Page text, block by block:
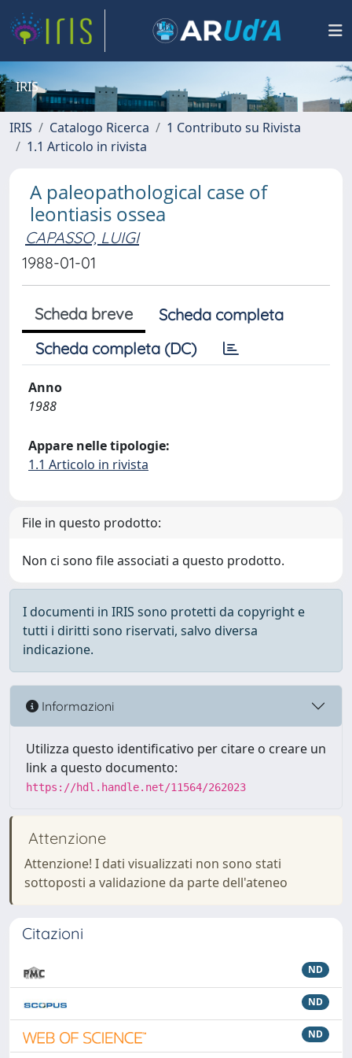
IRIS
IRIS Catalogo Ricerca
1 Contributo su Rivista
1.1 Articolo in rivista
A paleopathological case of
leontiasis ossea
CAPASSO, LUIGI
1988-01-01
Scheda breve
Scheda completa
Scheda completa (DC)
Anno
1988
Appare nelle tipologie:
1.1 Articolo in rivista
File in questo prodotto:
Non ci sono file associati a questo prodotto.
I documenti in IRIS sono protetti da copyright e
tutti i diritti sono riservati, salvo diversa
indicazione.
Informazioni
Utilizza questo identificativo per citare o creare un
link a questo documento:
https://hdl.handle.net/11564/262023
Attenzione
Attenzione! I dati visualizzati non sono stati
sottoposti a validazione da parte dell'ateneo
Citazioni
ND
ND
ND